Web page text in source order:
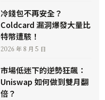
冷錢包不再安全？
Coldcard 漏洞爆發大量比
特幣遭駭！
2026 年 8 月 5 日
市場低迷下的逆勢狂飆：
Uniswap 如何做到雙月翻
倍？